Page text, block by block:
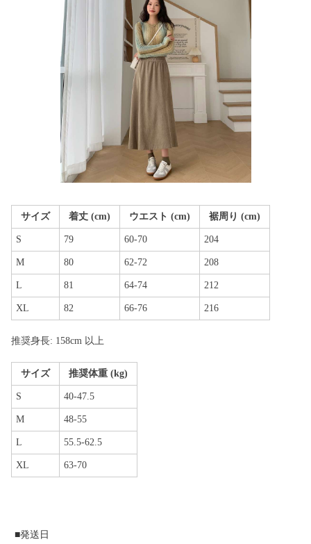
サイズ 着丈 (cm) ウエスト (cm) 裾周り (cm)
S 79 60-70 204
M 80 62-72 208
L 81 64-74 212
XL 82 66-76 216
推奨身長: 158cm 以上
サイズ 推奨体重 (kg)
S 40-47.5
M 48-55
L 55.5-62.5
XL 63-70
■発送日